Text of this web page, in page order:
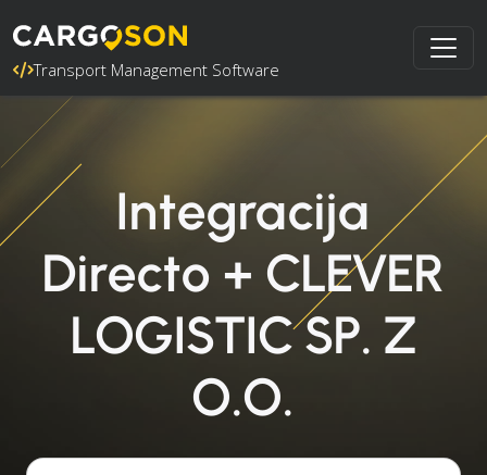
Transport Management Software
Integracija
Directo + CLEVER
LOGISTIC SP. Z
O.O.